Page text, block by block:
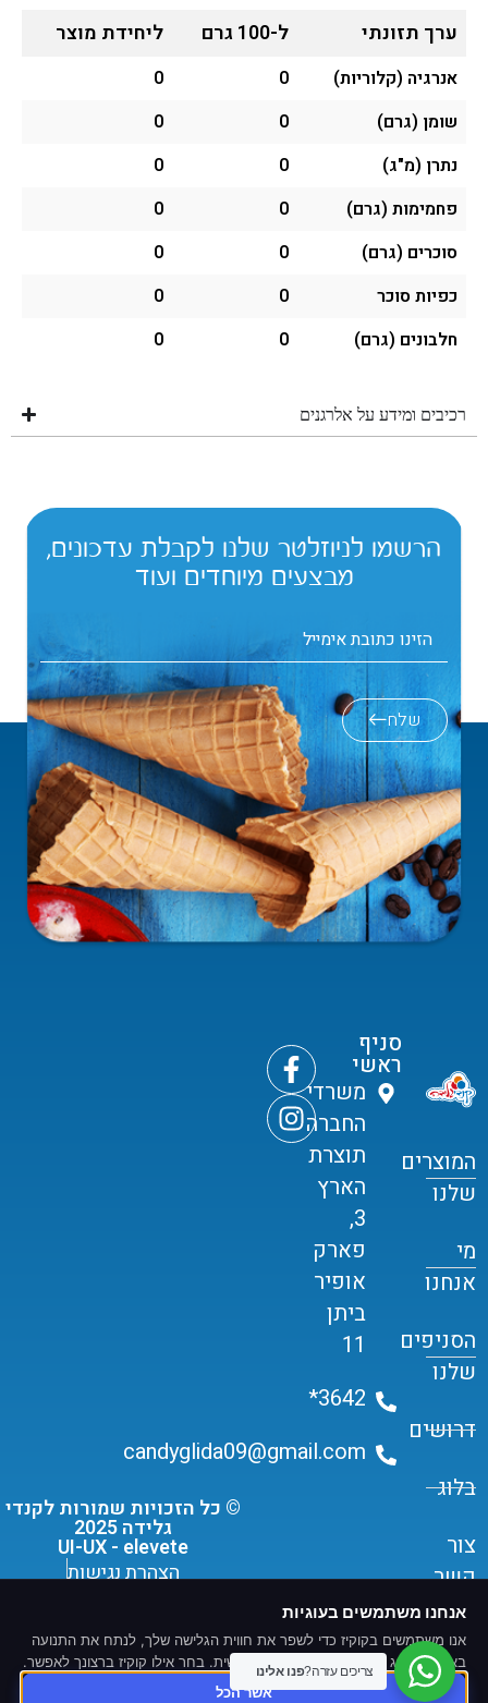
ערך תזונתי ל-100 גרם ליחידת מוצר
אנרגיה (קלוריות) 0
0
שומן (גרם)
0
0
נתרן (מ"ג)
0
0
פחמימות (גרם)
0
0
סוכרים (גרם)
0
0
כפיות סוכר
0
0
חלבונים (גרם)
0
0
רכיבים ומידע על אלרגנים
הרשמו לניוזלטר שלנו לקבלת עדכונים,
מבצעים מיוחדים ועוד
שלח
המוצרים
שלנו
מי
אנחנו
הסניפים
שלנו
דרושים
בלוג
צור
קשר
סניף
ראשי
משרדי
החברה
תוצרת
הארץ
3,
פארק
אופיר
ביתן
11
3642*
candyglida09@gmail.com
הצהרת נגישות
© כל הזכויות שמורות לקנדי
גלידה 2025
UI-UX - elevete
צריכים עזרה?פנו אלינו
אנחנו משתמשים בעוגיות
אנו משתמשים בקוקיז כדי לשפר את חווית הגלישה שלך, לנתח את התנועה
באתר ולהציג תוכן ומודעות מותאמים אישית. בחר אילו קוקיז ברצונך לאפשר.
אשר הכל